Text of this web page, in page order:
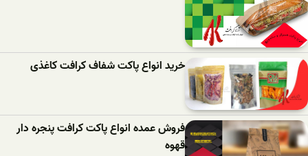
خرید انواع پاکت شفاف کرافت کاغذی
فروش عمده انواع پاکت کرافت پنجره دار
قهوه